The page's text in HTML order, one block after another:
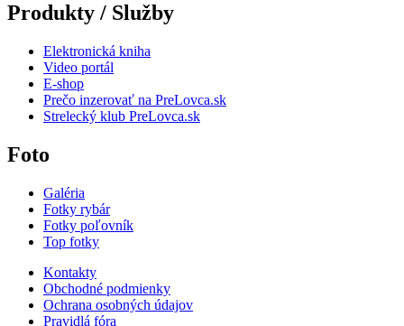
Produkty / Služby
Elektronická kniha
Video portál
E-shop
Prečo inzerovať na PreLovca.sk
Strelecký klub PreLovca.sk
Foto
Galéria
Fotky rybár
Fotky poľovník
Top fotky
Kontakty
Obchodné podmienky
Ochrana osobných údajov
Pravidlá fóra